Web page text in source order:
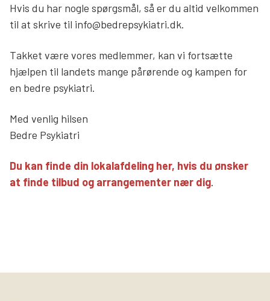
Hvis du har nogle spørgsmål, så er du altid velkommen
til at skrive til info@bedrepsykiatri.dk.
Takket være vores medlemmer, kan vi fortsætte
hjælpen til landets mange pårørende og kampen for
en bedre psykiatri.
Med venlig hilsen
Bedre Psykiatri
Du kan finde din lokalafdeling her, hvis du ønsker
at finde tilbud og arrangementer nær dig.